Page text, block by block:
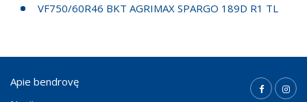
VF750/60R46 BKT AGRIMAX SPARGO 189D R1 TL
Apie bendrovę